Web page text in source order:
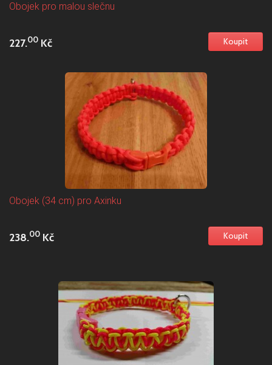
Obojek pro malou slečnu
227.00 Kč
Obojek (34 cm) pro Axinku
238.00 Kč